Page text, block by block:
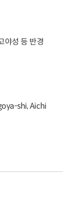
야성 등 반경
shi, Aichi